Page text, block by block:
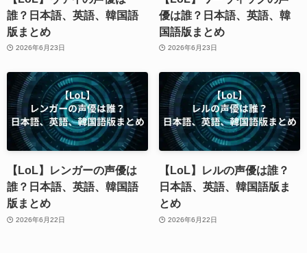
誰？日本語、英語、韓国語
版まとめ
2026年6月23日
優は誰？日本語、英語、韓
国語版まとめ
2026年6月23日
【LoL】レンガーの声優は
誰？日本語、英語、韓国語
版まとめ
2026年6月22日
【LoL】レルの声優は誰？
日本語、英語、韓国語版ま
とめ
2026年6月22日